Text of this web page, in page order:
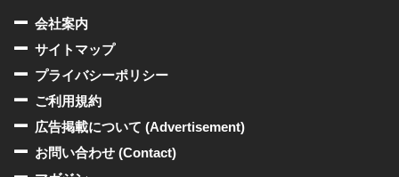
会社案内
サイトマップ
プライバシーポリシー
ご利用規約
広告掲載について (Advertisement)
お問い合わせ (Contact)